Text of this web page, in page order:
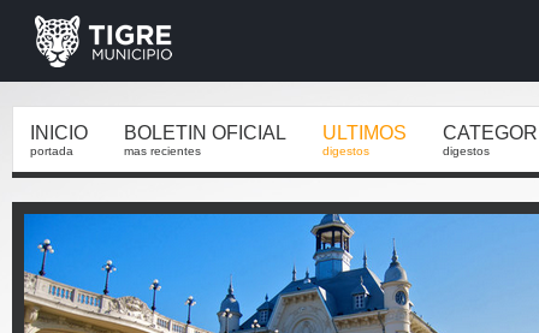
INICIO
portada
BOLETIN OFICIAL
mas recientes
ULTIMOS
digestos digestos